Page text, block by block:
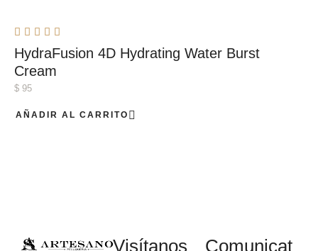
HydraFusion 4D Hydrating Water Burst
Cream
$ 95
AÑADIR AL CARRITO
Visítanos Comunicat